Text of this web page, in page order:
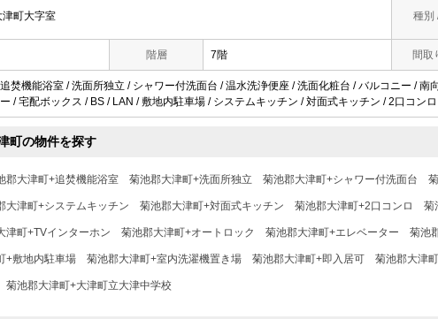
町大字室 種別
階層 7階 間取
焚機能浴室 / 洗面所独立 / シャワー付洗面台 / 温水洗浄便座 / 洗面化粧台 / バルコニー / 南
/ 宅配ボックス / BS / LAN / 敷地内駐車場 / システムキッチン / 対面式キッチン / 2口コン
町の物件を探す
郡大津町+追焚機能浴室 菊池郡大津町+洗面所独立 菊池郡大津町+シャワー付洗面台
大津町+システムキッチン 菊池郡大津町+対面式キッチン 菊池郡大津町+2口コンロ 菊
津町+TVインターホン 菊池郡大津町+オートロック 菊池郡大津町+エレベーター 菊池
+敷地内駐車場 菊池郡大津町+室内洗濯機置き場 菊池郡大津町+即入居可 菊池郡大津
菊池郡大津町+大津町立大津中学校